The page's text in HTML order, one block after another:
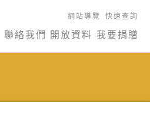
網站導覽 快速查詢
聯絡我們 開放資料 我要捐贈